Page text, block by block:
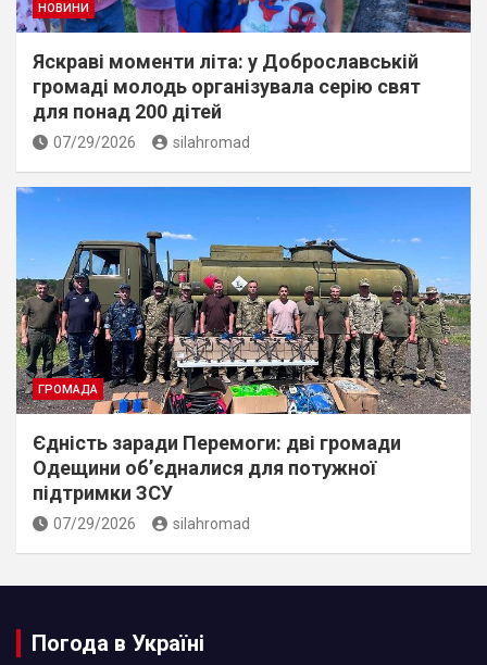
НОВИНИ
Яскраві моменти літа: у Доброславській
громаді молодь організувала серію свят
для понад 200 дітей
07/29/2026 silahromad
ГРОМАДА
Єдність заради Перемоги: дві громади
Одещини об’єдналися для потужної
підтримки ЗСУ
07/29/2026 silahromad
Погода в Україні